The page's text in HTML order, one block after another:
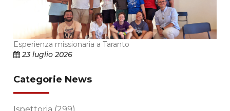
Esperienza missionaria a Taranto
23 luglio 2026
Categorie News